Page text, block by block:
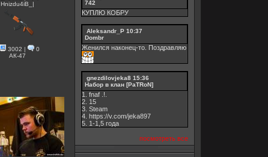
Hnizdu4iB_|
3002 |
0
АК-47
742
КУПЛЮ КОБРУ
Aleksandr_P 10:37
Dombr
Женился наконец-то. Поздравляю
gnezdilovjeka8 15:36
Набор в клан [PaTRoN]
1. fnaf .!.
2. 15
3. Steam
4. https://v.com/jeka897
5. 1-1,5 годa
посмотреть все